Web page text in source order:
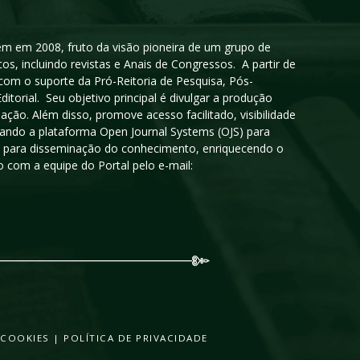
em 2008, fruto da visão pioneira de um grupo de
incluindo revistas e Anais de Congressos. A partir de
o suporte da Pró-Reitoria de Pesquisa, Pós-
Seu objetivo principal é divulgar a produção
Além disso, promove acesso facilitado, visibilidade
a plataforma Open Journal Systems (OJS) para
disseminação do conhecimento, enriquecendo o
a equipe do Portal pelo e-mail:
| POLÍTICA DE PRIVACIDADE